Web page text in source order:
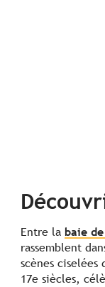
Entre la baie
rassemblent
scènes
17e siècles,